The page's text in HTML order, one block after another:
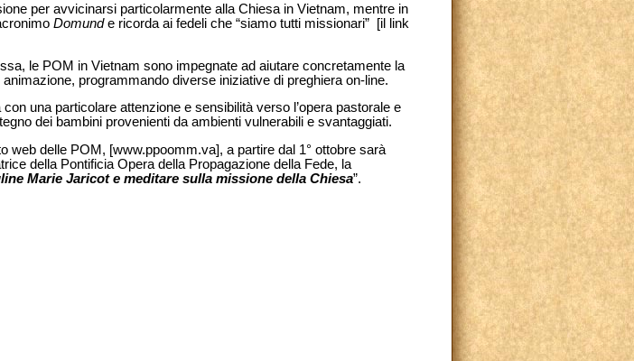
per avvicinarsi particolarmente alla Chiesa in Vietnam, mentre in
Domunde ricorda ai fedeli che “siamo tutti missionari” [il link
le POM in Vietnam sono impegnate ad aiutare concretamente la
programmando diverse iniziative di preghiera on-line.
una particolare attenzione e sensibilità verso l’opera pastorale e
dei bambini provenienti da ambienti vulnerabili e svantaggiati.
delle POM, [www.ppoomm.va], a partire dal 1° ottobre sarà
della Pontificia Opera della Propagazione della Fede, la
Marie Jaricot e meditare sulla missione della Chiesa”.